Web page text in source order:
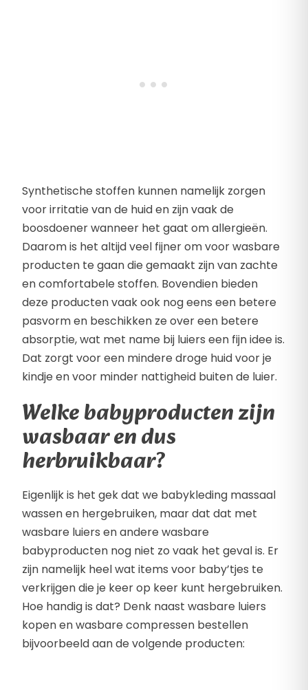
Synthetische stoffen kunnen namelijk zorgen
voor irritatie van de huid en zijn vaak de
boosdoener wanneer het gaat om allergieën.
Daarom is het altijd veel fijner om voor wasbare
producten te gaan die gemaakt zijn van zachte
en comfortabele stoffen. Bovendien bieden
deze producten vaak ook nog eens een betere
pasvorm en beschikken ze over een betere
absorptie, wat met name bij luiers een fijn idee is.
Dat zorgt voor een mindere droge huid voor je
kindje en voor minder nattigheid buiten de luier.
Welke babyproducten zijn
wasbaar en dus
herbruikbaar?
Eigenlijk is het gek dat we babykleding massaal
wassen en hergebruiken, maar dat dat met
wasbare luiers en andere wasbare
babyproducten nog niet zo vaak het geval is. Er
zijn namelijk heel wat items voor baby’tjes te
verkrijgen die je keer op keer kunt hergebruiken.
Hoe handig is dat? Denk naast wasbare luiers
kopen en wasbare compressen bestellen
bijvoorbeeld aan de volgende producten: